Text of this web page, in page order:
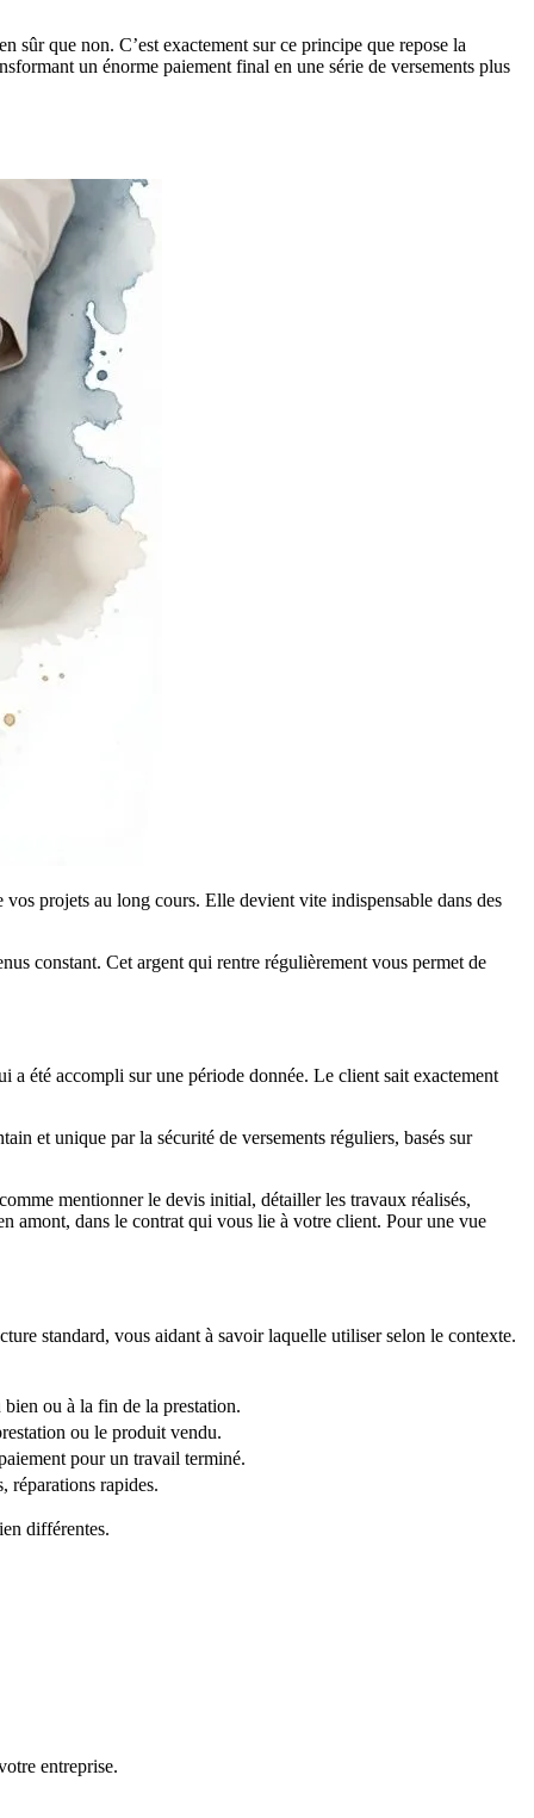
sûr que non. C’est exactement sur ce principe que repose la
un énorme paiement final en une série de versements plus
projets au long cours. Elle devient vite indispensable dans des
constant. Cet argent qui rentre régulièrement vous permet de
a été accompli sur une période donnée. Le client sait exactement
et unique par la sécurité de versements réguliers, basés sur
mentionner le devis initial, détailler les travaux réalisés,
amont, dans le contrat qui vous lie à votre client. Pour une vue
standard, vous aidant à savoir laquelle utiliser selon le contexte.
ou à la fin de la prestation.
ou le produit vendu.
pour un travail terminé.
réparations rapides.
différentes.
entreprise.